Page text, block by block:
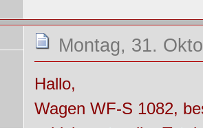
Montag, 31.
Hallo,
Wagen WF-S 1082,